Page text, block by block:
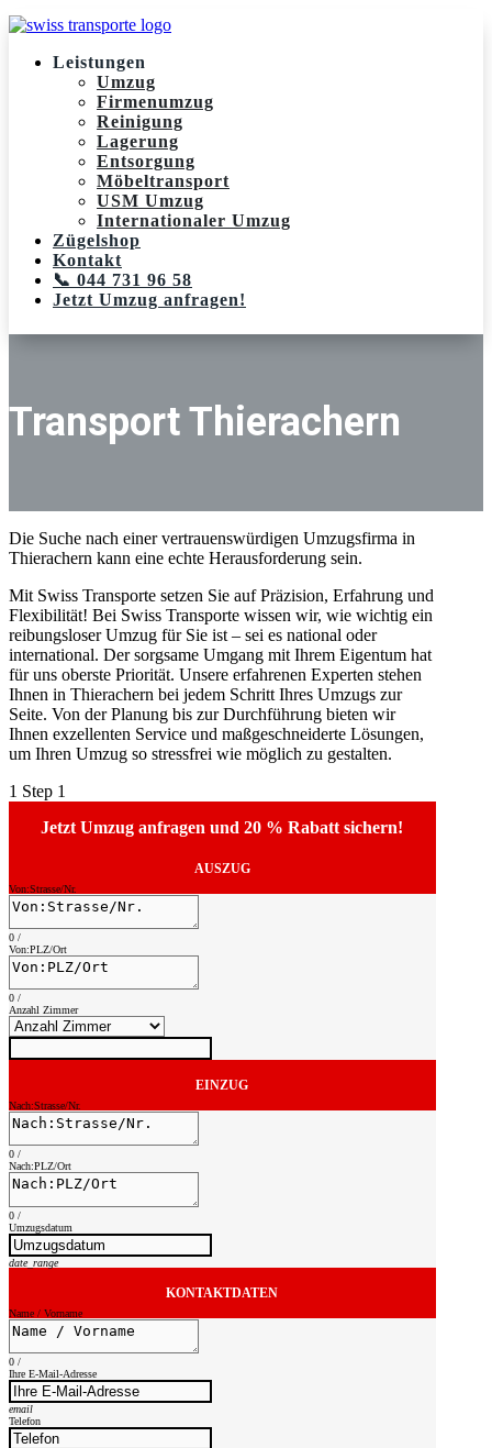
Leistungen
Umzug
Firmenumzug
Reinigung
Lagerung
Entsorgung
Möbeltransport
USM Umzug
Internationaler Umzug
Zügelshop
Kontakt
📞 044 731 96 58
Jetzt Umzug anfragen!
Transport Thierachern
Die Suche nach einer vertrauenswürdigen Umzugsfirma in
Thierachern kann eine echte Herausforderung sein.
Mit Swiss Transporte setzen Sie auf Präzision, Erfahrung und
Flexibilität! Bei Swiss Transporte wissen wir, wie wichtig ein
reibungsloser Umzug für Sie ist – sei es national oder
international. Der sorgsame Umgang mit Ihrem Eigentum hat
für uns oberste Priorität. Unsere erfahrenen Experten stehen
Ihnen in Thierachern bei jedem Schritt Ihres Umzugs zur
Seite. Von der Planung bis zur Durchführung bieten wir
Ihnen exzellenten Service und maßgeschneiderte Lösungen,
um Ihren Umzug so stressfrei wie möglich zu gestalten.
1 Step 1
Jetzt Umzug anfragen und 20 % Rabatt sichern!
AUSZUG
Von:Strasse/Nr.
0 /
Von:PLZ/Ort
0 /
Anzahl Zimmer
EINZUG
Nach:Strasse/Nr.
0 /
Nach:PLZ/Ort
0 /
Umzugsdatum
date_range
KONTAKTDATEN
Name / Vorname
0 /
Ihre E-Mail-Adresse
email
Telefon